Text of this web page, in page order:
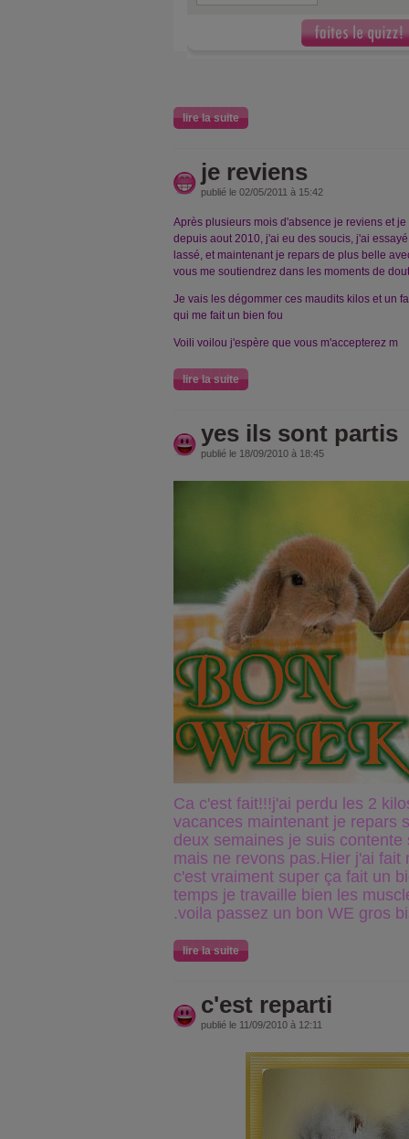
lire la suite
je reviens
publié le 02/05/2011 à 15:42
Après plusieurs mois d'absence je reviens et
depuis aout 2010, j'ai eu des soucis, j'ai
lassé, et maintenant je repars de plus belle
vous me soutiendrez dans les moments de
Je vais les dégommer ces maudits kilos et un
qui me fait un bien fou
Voili voilou j'espère que vous m'accepterez m
lire la suite
yes ils sont partis
publié le 18/09/2010 à 18:45
Ca c'est fait!!!j'ai perdu les 2
vacances maintenant je repars
deux semaines je suis
mais ne revons pas.Hier j'ai fait
c'est vraiment super ça fait un
temps je travaille bien les
.voila passez un bon WE gros
lire la suite
c'est reparti
publié le 11/09/2010 à 12:11